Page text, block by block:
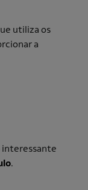
utiliza os
a
interessante
.